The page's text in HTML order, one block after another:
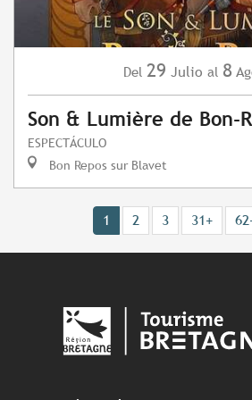
Del 29 Julio al 8
Son & Lumière de Bon-
ESPECTÁCULO
Bon Repos sur Blavet
1 2 3 31+